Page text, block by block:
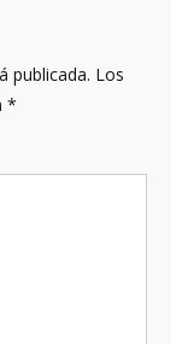
publicada. Los
*